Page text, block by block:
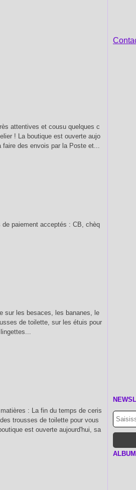
attentives et cousu quelques c
! La boutique est ouverte aujo
faire des envois par la Poste et...
paiement acceptés : CB, chèq
sur les besaces, les bananes, le
de toilette, sur les étuis pour
: La fin du temps de ceris
trousses de toilette pour vous
est ouverte aujourd'hui, sa